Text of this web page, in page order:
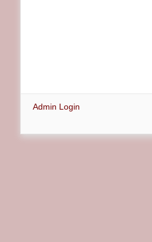
Admin Login